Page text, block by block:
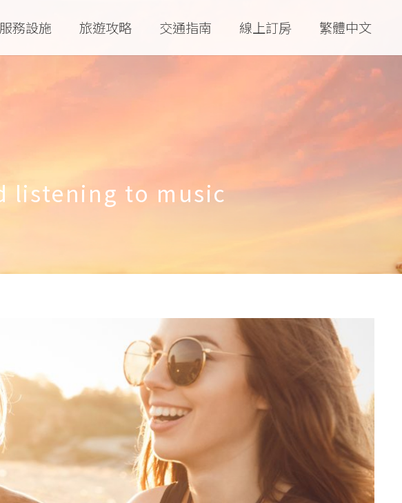
服務設施 旅遊攻略 交通指南 線上訂房 繁體中文
listening to music